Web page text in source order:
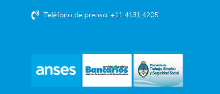
Teléfono de prensa: +11 4131 4205